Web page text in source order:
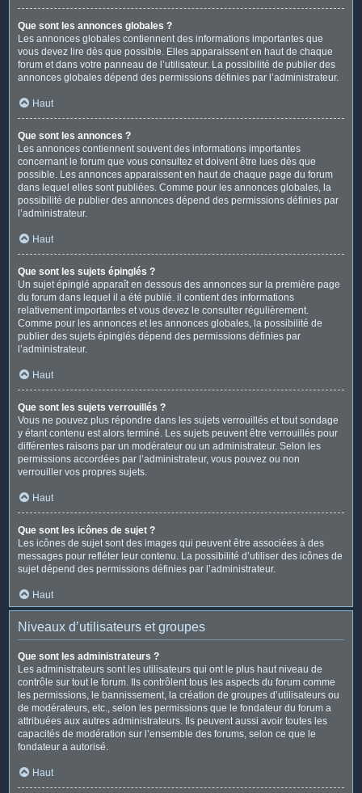
Que sont les annonces globales ?
Les annonces globales contiennent des informations importantes que
vous devez lire dès que possible. Elles apparaissent en haut de chaque
forum et dans votre panneau de l’utilisateur. La possibilité de publier des
annonces globales dépend des permissions définies par l’administrateur.
Haut
Que sont les annonces ?
Les annonces contiennent souvent des informations importantes
concernant le forum que vous consultez et doivent être lues dès que
possible. Les annonces apparaissent en haut de chaque page du forum
dans lequel elles sont publiées. Comme pour les annonces globales, la
possibilité de publier des annonces dépend des permissions définies par
l’administrateur.
Haut
Que sont les sujets épinglés ?
Un sujet épinglé apparaît en dessous des annonces sur la première page
du forum dans lequel il a été publié. il contient des informations
relativement importantes et vous devez le consulter régulièrement.
Comme pour les annonces et les annonces globales, la possibilité de
publier des sujets épinglés dépend des permissions définies par
l’administrateur.
Haut
Que sont les sujets verrouillés ?
Vous ne pouvez plus répondre dans les sujets verrouillés et tout sondage
y étant contenu est alors terminé. Les sujets peuvent être verrouillés pour
différentes raisons par un modérateur ou un administrateur. Selon les
permissions accordées par l’administrateur, vous pouvez ou non
verrouiller vos propres sujets.
Haut
Que sont les icônes de sujet ?
Les icônes de sujet sont des images qui peuvent être associées à des
messages pour refléter leur contenu. La possibilité d’utiliser des icônes de
sujet dépend des permissions définies par l’administrateur.
Haut
Niveaux d’utilisateurs et groupes
Que sont les administrateurs ?
Les administrateurs sont les utilisateurs qui ont le plus haut niveau de
contrôle sur tout le forum. Ils contrôlent tous les aspects du forum comme
les permissions, le bannissement, la création de groupes d’utilisateurs ou
de modérateurs, etc., selon les permissions que le fondateur du forum a
attribuées aux autres administrateurs. Ils peuvent aussi avoir toutes les
capacités de modération sur l’ensemble des forums, selon ce que le
fondateur a autorisé.
Haut